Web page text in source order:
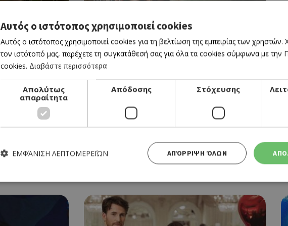
CINEMA
BRING HER BACK
28/08/2025 - 03/09/2025
THE MYTH OF MARACUDA
28/08/2025 - 03/09/2025
Αυτός ο ιστότοπος χρησιμοποιεί cookies
Αυτός ο ιστότοπος χρησιμοποιεί cookies για τη βελτίωση της εμπειρίας των χρηστών.
τον ιστότοπό μας, παρέχετε τη συγκατάθεσή σας για όλα τα cookies σύμφωνα με την
cookies. Διαβάστε περισσότερα
Απολύτως
απαραίτητα
Απόδοσης Στόχευσης
ΑΠΌΡΡΙΨΗ ΌΛΩΝ
ΕΜΦΆΝΙΣΗ ΛΕΠΤΟΜΕΡΕΙΏΝ
Απολύτως απαραίτητα Απόδοσης Στόχευσης Λειτουργικότητας
Τα απολύτως απαραίτητα cookies επιτρέπουν βασικές λειτουργίες του ιστότοπου, όπως τη σύνδεση χρήστη και τη